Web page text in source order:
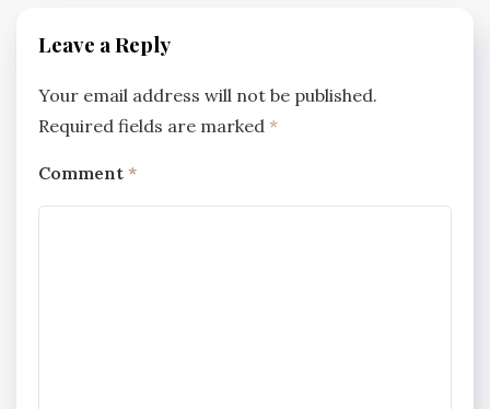
Leave a Reply
Your email address will not be published.
Required fields are marked *
Comment *